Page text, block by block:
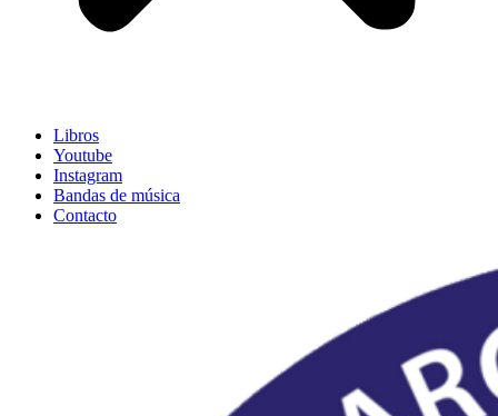
Libros
Youtube
Instagram
Bandas de música
Contacto